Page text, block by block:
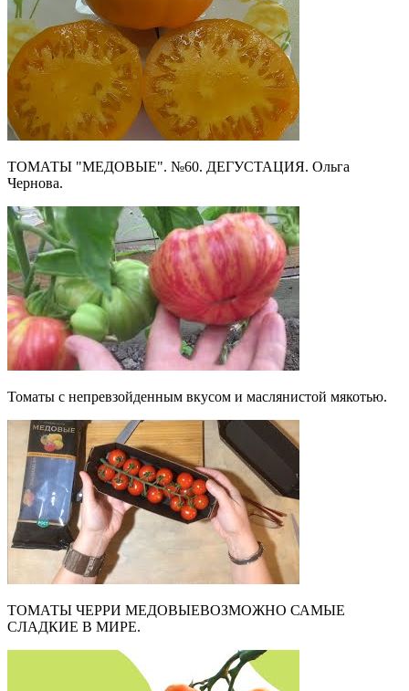
ТОМАТЫ "МЕДОВЫЕ". №60. ДЕГУСТАЦИЯ. Ольга
Чернова.
Томаты с непревзойденным вкусом и маслянистой мякотью.
ТОМАТЫ ЧЕРРИ МЕДОВЫЕВОЗМОЖНО САМЫЕ
СЛАДКИЕ В МИРЕ.